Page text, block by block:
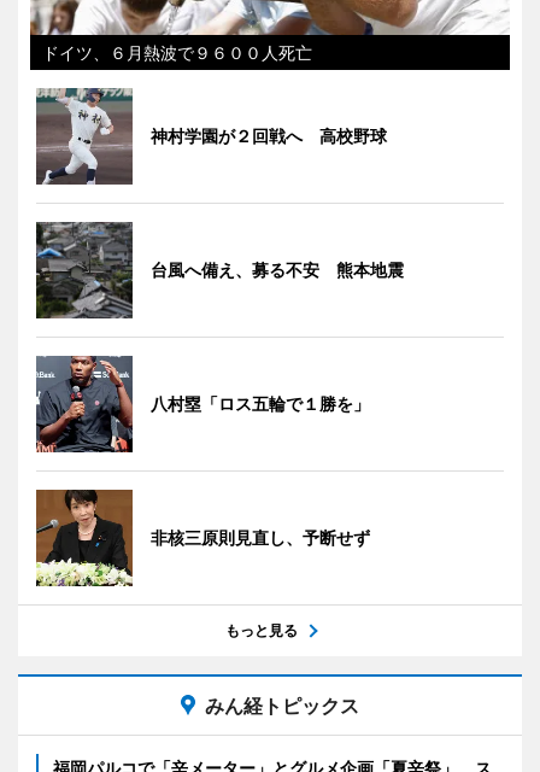
ドイツ、６月熱波で９６００人死亡
神村学園が２回戦へ 高校野球
台風へ備え、募る不安 熊本地震
八村塁「ロス五輪で１勝を」
非核三原則見直し、予断せず
もっと見る
みん経トピックス
福岡パルコで「辛メーター」とグルメ企画「夏辛祭」 ス